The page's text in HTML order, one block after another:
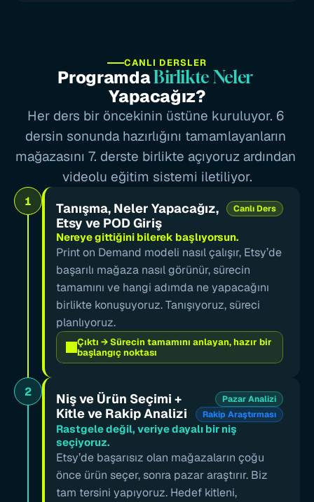
CANLI DERSLER
Programda Birlikte Neler
Yapacağız?
Her ders bir öncekinin üstüne kuruluyor. 6
dersin sonunda hazırlığını tamamlayanların
mağazasını 7. derste birlikte açıyoruz ardından
videolu eğitim sistemi iletiliyor.
1
Tanışma, Neler Yapacağız,
Etsy ve POD Giriş
Canlı Ders
Nereye gittiğini bilerek başlıyorsun.
Print on Demand modeli nasıl çalışır, Etsy’de
başarılı mağaza nasıl görünür, sürecin
tamamını ve hangi adımda ne yapacağını
birlikte konuşuyoruz. Tanışıyoruz, süreci
planlıyoruz.
Çıktı → Sürecin tamamını anlayan, hazır bir
başlangıç noktası
2
Niş ve Ürün Seçimi +
Kitle ve Rakip Analizi
Pazar Analizi
Rakip Araştırması
Rastgele değil, veriye dayalı bir niş
seçiyoruz.
Etsy’de başarısız olan mağazaların çoğu
önce ürün seçer, sonra pazar araştırır. Biz
tam tersini yapıyoruz. Hedef kitleni,